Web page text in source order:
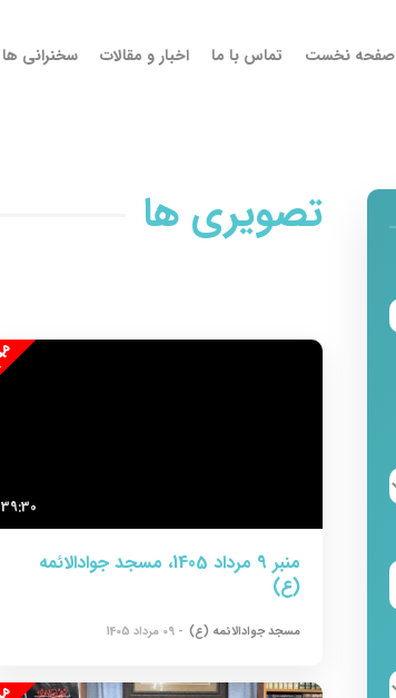
صفحه نخست تماس با ما اخبار و مقالات سخنرانی ها
تصویری ها
39:30
منبر 9 مرداد 1405، مسجد جوادالائمه
(ع)
مسجد جوادالائمه (ع) - 09 مرداد 1405